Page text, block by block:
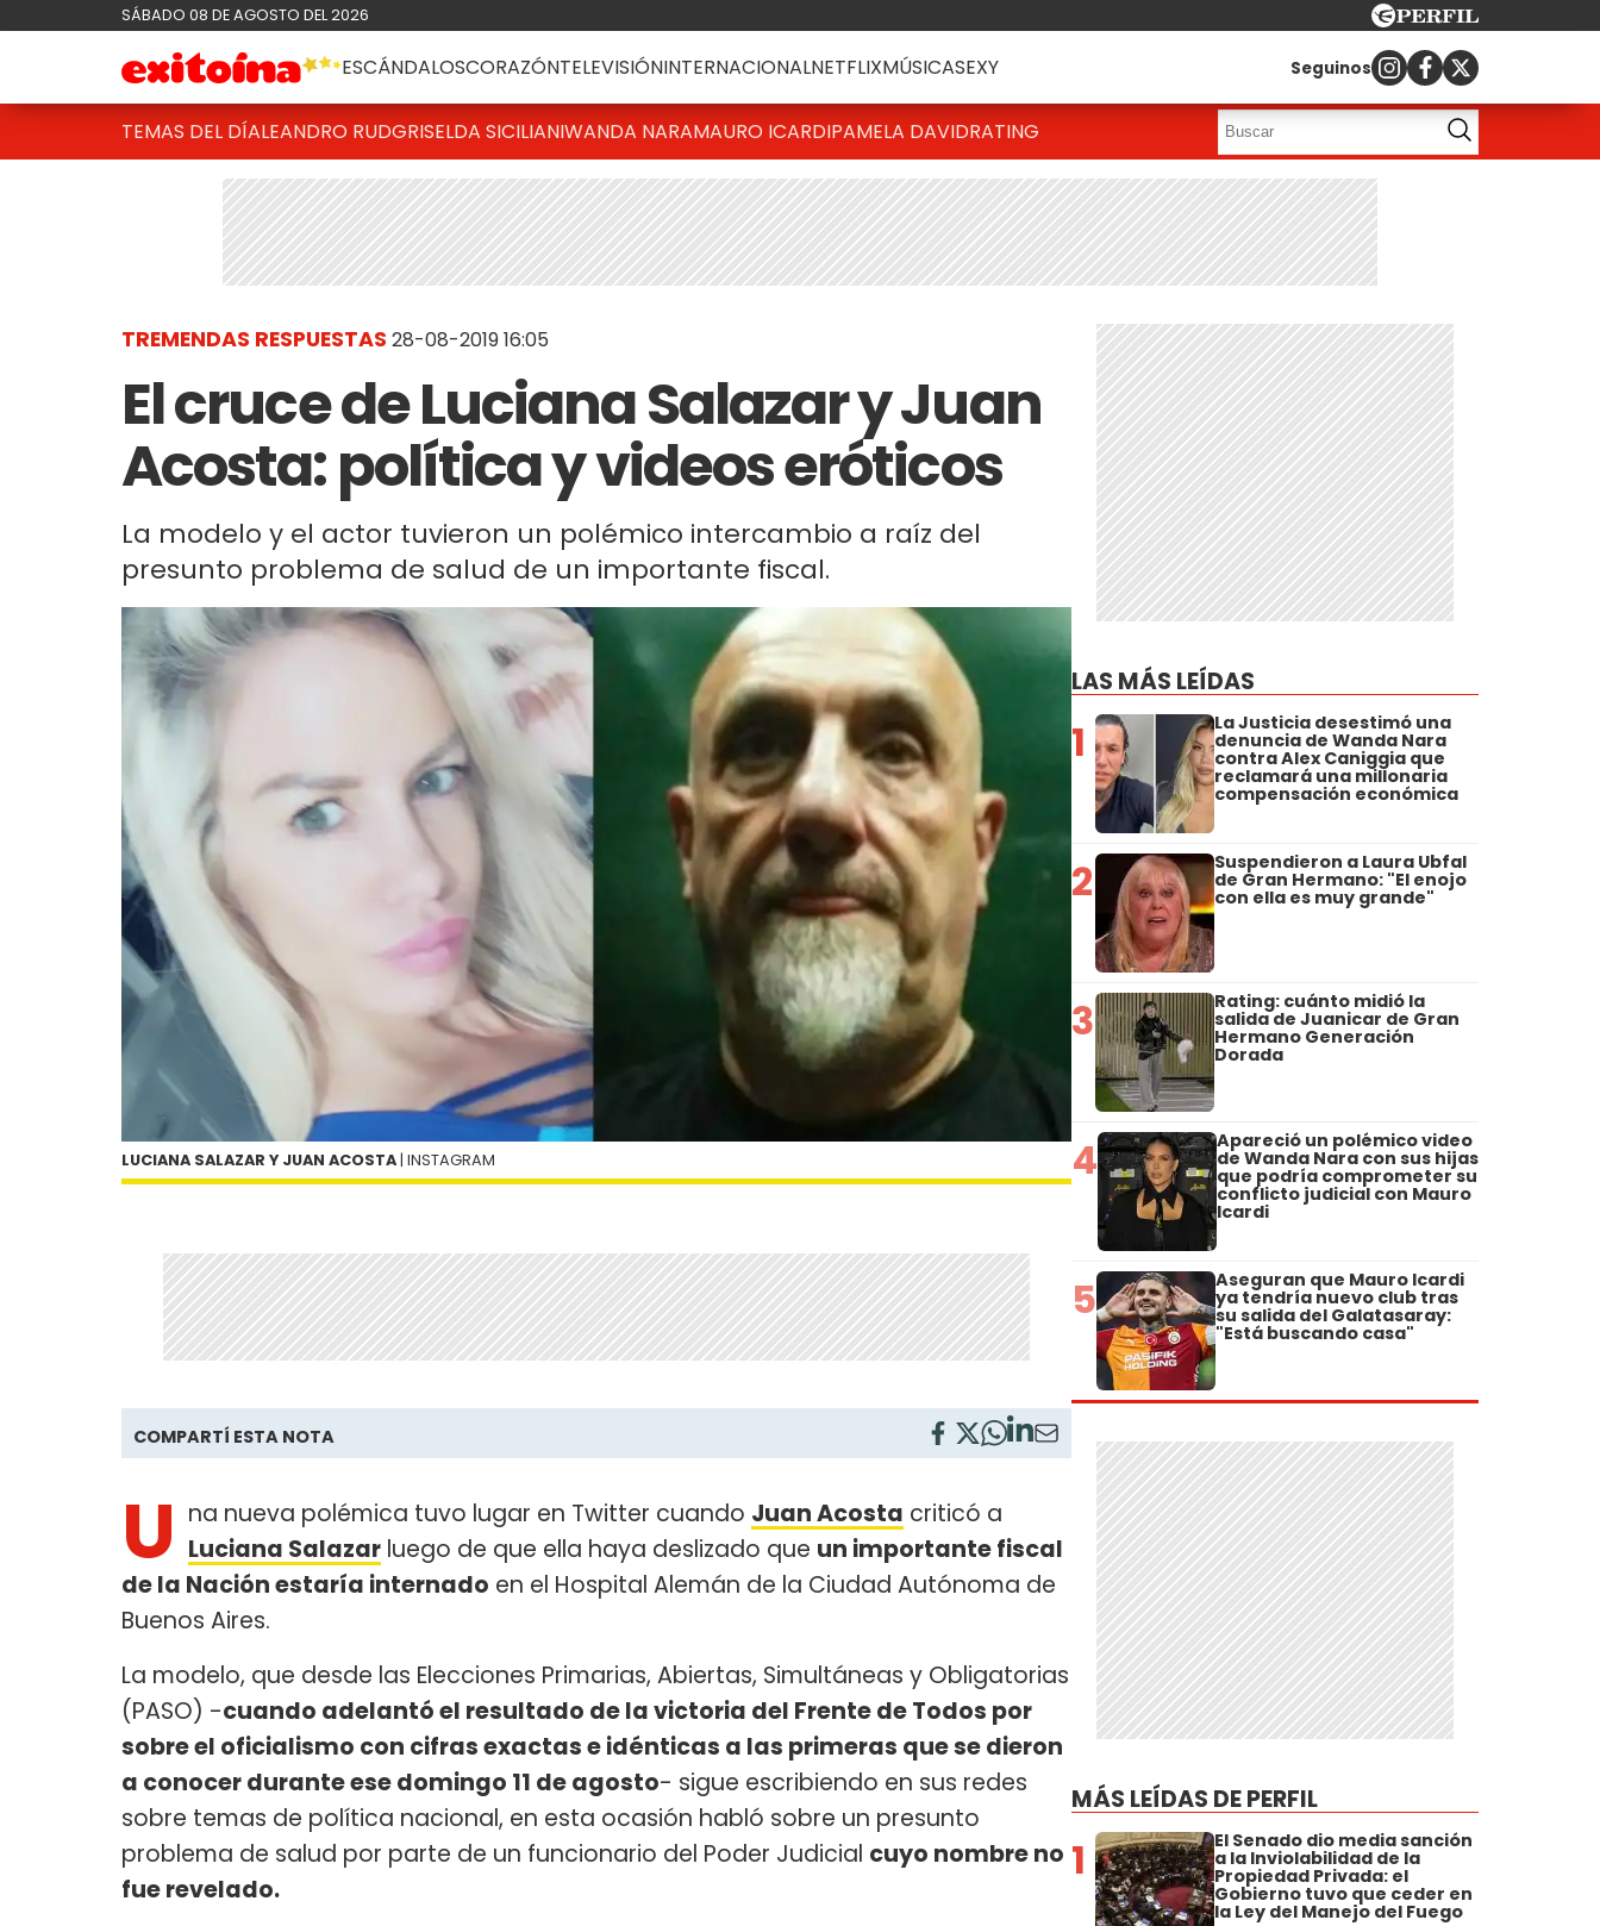
SÁBADO 08 DE AGOSTO DEL 2026
ESCÁNDALOSCORAZÓNTELEVISIÓNINTERNACIONALNETFLIXMÚSICASEXY Seguinos
TEMAS DEL DÍALEANDRO RUDGRISELDA SICILIANIWANDA NARAMAURO ICARDIPAMELA DAVIDRATING
TREMENDAS RESPUESTAS 28-08-2019 16:05
El cruce de Luciana Salazar y Juan
Acosta: política y videos eróticos
La modelo y el actor tuvieron un polémico intercambio a raíz del
presunto problema de salud de un importante fiscal.
LUCIANA SALAZAR Y JUAN ACOSTA | INSTAGRAM
COMPARTÍ ESTA NOTA
U na nueva polémica tuvo lugar en Twitter cuando Juan Acosta criticó a
Luciana Salazar luego de que ella haya deslizado que un importante fiscal
de la Nación estaría internado en el Hospital Alemán de la Ciudad Autónoma de
Buenos Aires.
La modelo, que desde las Elecciones Primarias, Abiertas, Simultáneas y Obligatorias
(PASO) -cuando adelantó el resultado de la victoria del Frente de Todos por
sobre el oficialismo con cifras exactas e idénticas a las primeras que se dieron
a conocer durante ese domingo 11 de agosto- sigue escribiendo en sus redes
sobre temas de política nacional, en esta ocasión habló sobre un presunto
problema de salud por parte de un funcionario del Poder Judicial cuyo nombre no
fue revelado.
LAS MÁS LEÍDAS
1 La Justicia desestimó una
denuncia de Wanda Nara
contra Alex Caniggia que
reclamará una millonaria
compensación económica
2 Suspendieron a Laura Ubfal
de Gran Hermano: "El enojo
con ella es muy grande"
3 Rating: cuánto midió la
salida de Juanicar de Gran
Hermano Generación
Dorada
4 Apareció un polémico video
de Wanda Nara con sus hijas
que podría comprometer su
conflicto judicial con Mauro
Icardi
5 Aseguran que Mauro Icardi
ya tendría nuevo club tras
su salida del Galatasaray:
"Está buscando casa"
MÁS LEÍDAS DE PERFIL
1 El Senado dio media sanción
a la Inviolabilidad de la
Propiedad Privada: el
Gobierno tuvo que ceder en
la Ley del Manejo del Fuego